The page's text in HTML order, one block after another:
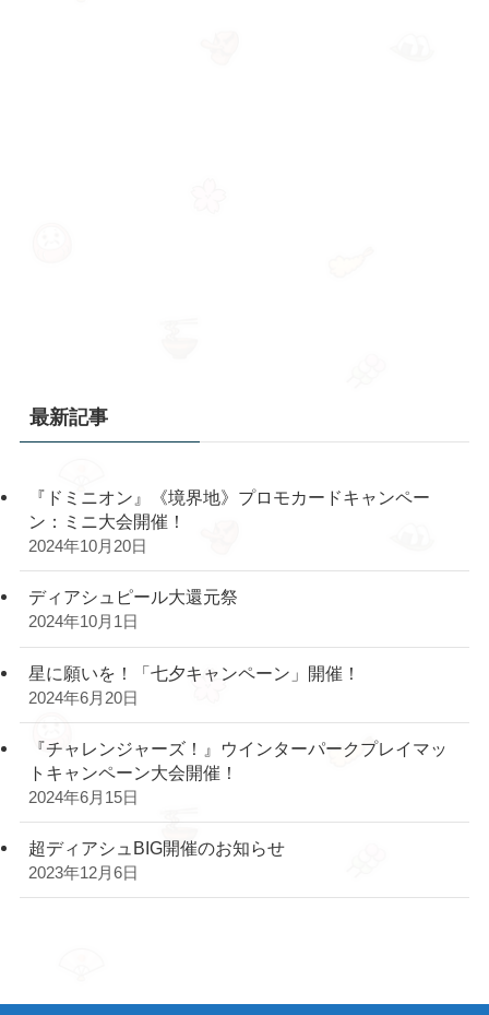
最新記事
『ドミニオン』《境界地》プロモカードキャンペー
ン：ミニ大会開催！
2024年10月20日
ディアシュピール大還元祭
2024年10月1日
星に願いを！「七夕キャンペーン」開催！
2024年6月20日
『チャレンジャーズ！』ウインターパークプレイマッ
トキャンペーン大会開催！
2024年6月15日
超ディアシュBIG開催のお知らせ
2023年12月6日